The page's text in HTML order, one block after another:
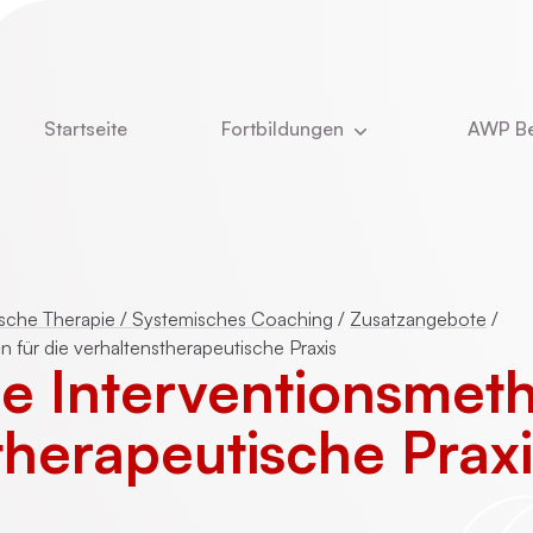
Startseite Fortbildungen
Kinder- und Jugendlichenpsychotherapie
Online-Vorträge
AWP
Was
Vita
Therapie / Systemisches Coaching / Zusatzangebote /
für die verhaltenstherapeutische Praxis